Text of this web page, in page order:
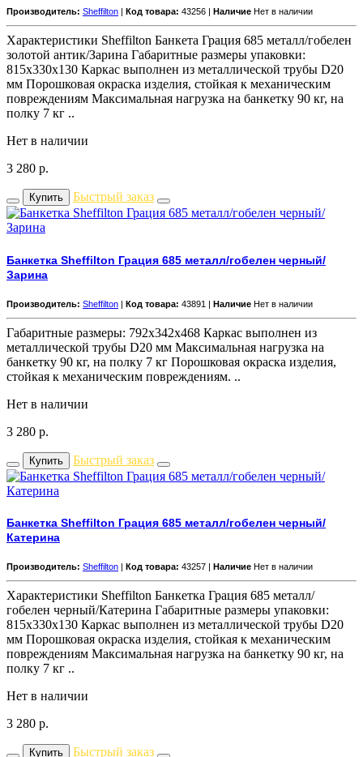
Производитель: Sheffilton Код товара: 43256 | Наличие Нет в наличии
Характеристики Sheffilton Банкета Грация 685 металл/гобелен
золотой антик/Зарина Габаритные размеры упаковки:
815x330x130 Каркас выполнен из металлической трубы D20
мм Порошковая окраска изделия, стойкая к механическим
повреждениям Максимальная нагрузка на банкетку 90 кг, на
полку 7 кг ..
Нет в наличии
3 280 р.
Купить Быстрый заказ
Банкетка Sheffilton Грация 685 металл/гобелен черный/
Зарина
Производитель: Sheffilton | Код товара: 43891 | Наличие Нет в наличии
Габаритные размеры: 792x342x468 Каркас выполнен из
металлической трубы D20 мм Максимальная нагрузка на
банкетку 90 кг, на полку 7 кг Порошковая окраска изделия,
стойкая к механическим повреждениям. ..
Нет в наличии
3 280 р.
Купить Быстрый заказ
Банкетка Sheffilton Грация 685 металл/гобелен черный/
Катерина
Производитель: Sheffilton Код товара: 43257 | Наличие Нет в наличии
Характеристики Sheffilton Банкетка Грация 685 металл/
гобелен черный/Катерина Габаритные размеры упаковки:
815x330x130 Каркас выполнен из металлической трубы D20
мм Порошковая окраска изделия, стойкая к механическим
повреждениям Максимальная нагрузка на банкетку 90 кг, на
полку 7 кг ..
Нет в наличии
3 280 р.
Купить Быстрый заказ